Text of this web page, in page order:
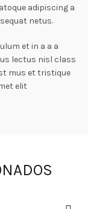
adipiscing a
netus.
et in a a a
lectus nisl class
mus et tristique
elit